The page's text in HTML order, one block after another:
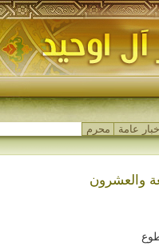
عامة محرم
والعشرون